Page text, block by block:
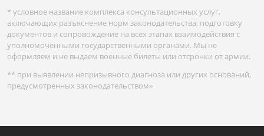
* условное название комплекса консультационных услуг,
включающих разъяснение норм законодательства, подготовку
документов и сопровождение на всех этапах взаимодействия с
уполномоченными государственными органами. Мы не
оформляем и не выдаем военные билеты или отсрочки от армии.
** при выявлении непризывного диагноза или других оснований,
предусмотренных законодательством»